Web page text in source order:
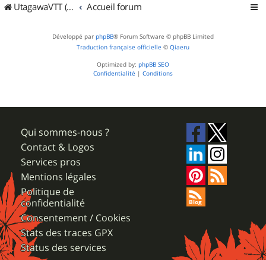
UtagawaVTT (Randos VTT et VTTAE avec traces GPS) Accueil forum
Développé par phpBB® Forum Software © phpBB Limited
Traduction française officielle © Qiaeru
Optimized by: phpBB SEO
Confidentialité | Conditions
Qui sommes-nous ?
Contact & Logos
Services pros
Mentions légales
Politique de
confidentialité
Consentement / Cookies
Stats des traces GPX
Status des services